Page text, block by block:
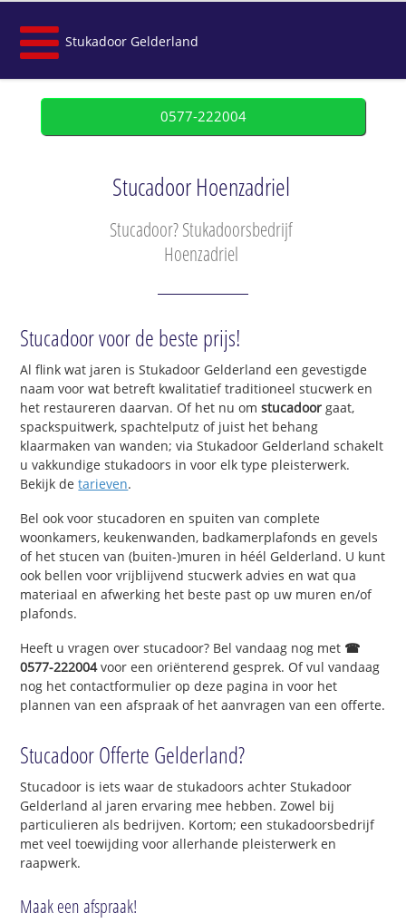
Stukadoor Gelderland
0577-222004
Stucadoor Hoenzadriel
Stucadoor? Stukadoorsbedrijf
Hoenzadriel
Stucadoor voor de beste prijs!
Al flink wat jaren is Stukadoor Gelderland een gevestigde
naam voor wat betreft kwalitatief traditioneel stucwerk en
het restaureren daarvan. Of het nu omstucadoor gaat,
spackspuitwerk, spachtelputz of juist het behang
klaarmaken van wanden; via Stukadoor Gelderland schakelt
u vakkundige stukadoors in voor elk type pleisterwerk.
Bekijk detarieven.
Bel ook voor stucadoren en spuiten van complete
woonkamers, keukenwanden, badkamerplafonds en gevels
of het stucen van (buiten-)muren in héél Gelderland. U kunt
ook bellen voor vrijblijvend stucwerk advies en wat qua
materiaal en afwerking het beste past op uw muren en/of
plafonds.
Heeft u vragen over stucadoor? Bel vandaag nog met ☎
0577-222004voor een oriënterend gesprek. Of vul vandaag
nog het contactformulier op deze pagina in voor het
plannen van een afspraak of het aanvragen van een offerte.
Stucadoor Offerte Gelderland?
Stucadoor is iets waar de stukadoors achter Stukadoor
Gelderland al jaren ervaring mee hebben. Zowel bij
particulieren als bedrijven. Kortom; een stukadoorsbedrijf
met veel toewijding voor allerhande pleisterwerk en
raapwerk.
Maak een afspraak!